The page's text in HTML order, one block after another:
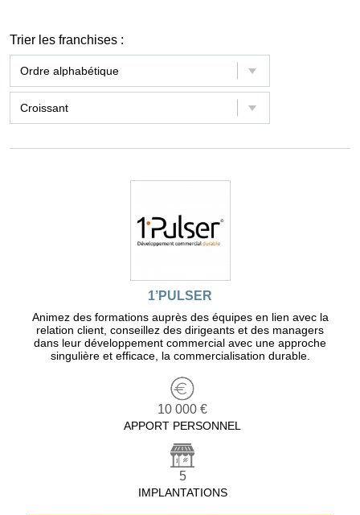
Trier les franchises :
1’PULSER
Animez des formations auprès des équipes en lien avec la
relation client, conseillez des dirigeants et des managers
dans leur développement commercial avec une approche
singulière et efficace, la commercialisation durable.
10 000 €
APPORT PERSONNEL
5
IMPLANTATIONS